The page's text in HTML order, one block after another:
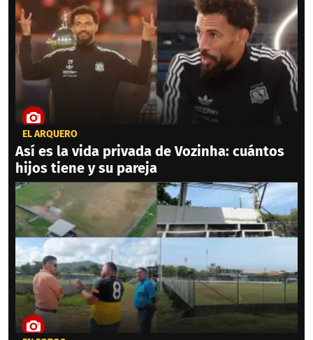
EL ARQUERO
Así es la vida privada de Vozinha: cuántos
hijos tiene y su pareja